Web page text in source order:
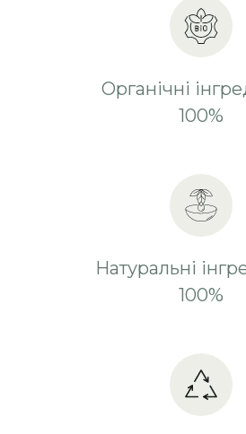
Органічні
100%
Натуральні
100%